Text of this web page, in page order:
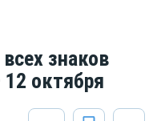
знаков
октября